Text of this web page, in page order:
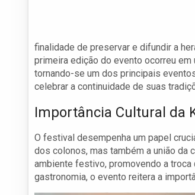
finalidade de preservar e difundir a
primeira edição do evento ocorreu
tornando-se um dos principais
celebrar a continuidade de suas
Importância Cultural da
O festival desempenha um papel
dos colonos, mas também a união da
ambiente festivo, promovendo a
gastronomia, o evento reitera a